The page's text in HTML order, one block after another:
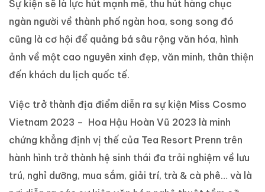
Sự kiện sẽ là lực hút mạnh mẽ, thu hút hàng chục
ngàn người về thành phố ngàn hoa, song song đó
cũng là cơ hội để quảng bá sâu rộng văn hóa, hình
ảnh về một cao nguyên xinh đẹp, văn minh, thân thiện
đến khách du lịch quốc tế.
Việc trở thành địa điểm diễn ra sự kiện Miss Cosmo
Vietnam 2023 – Hoa Hậu Hoàn Vũ 2023 là minh
chứng khẳng định vị thế của Tea Resort Prenn trên
hành hình trở thành hệ sinh thái đa trải nghiệm về lưu
trú, nghỉ dưỡng, mua sắm, giải trí, trà & cà phê… và là